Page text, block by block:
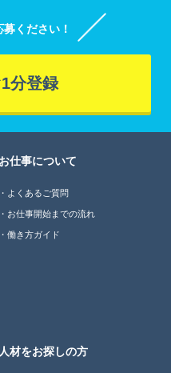
ください！
分登録
お仕事について
よくあるご質問
お仕事開始までの流れ
働き方ガイド
人材をお探しの方